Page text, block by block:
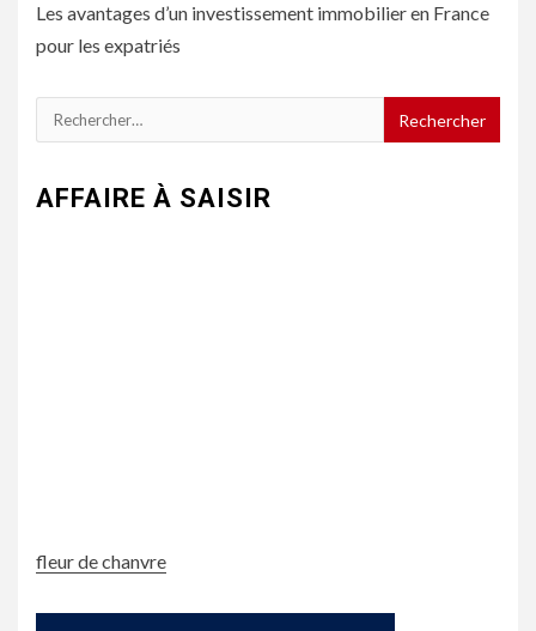
Les avantages d’un investissement immobilier en France
pour les expatriés
Rechercher :
AFFAIRE À SAISIR
fleur de chanvre